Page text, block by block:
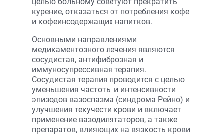
курение, отказаться от потребления кофе
и кофеинсодержащих напитков.
Основными направлениями
медикаментозного лечения являются
сосудистая, антифиброзная и
иммуносупрессивная терапия.
Сосудистая терапия проводится с целью
уменьшения частоты и интенсивности
эпизодов вазоспазма (синдрома Рейно) и
улучшения текучести крови и включает
применение вазодилятаторов, а также
препаратов, влияющих на вязкость крови